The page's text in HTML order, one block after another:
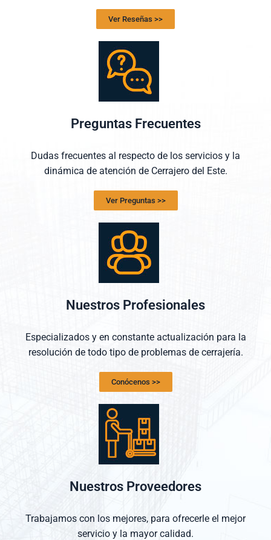
Ver Reseñas >>
Preguntas Frecuentes
Dudas frecuentes al respecto de los servicios y la
dinámica de atención de Cerrajero del Este.
Ver Preguntas >>
Nuestros Profesionales
Especializados y en constante actualización para la
resolución de todo tipo de problemas de cerrajería.
Conócenos >>
Nuestros Proveedores
Trabajamos con los mejores, para ofrecerle el mejor
servicio y la mayor calidad.